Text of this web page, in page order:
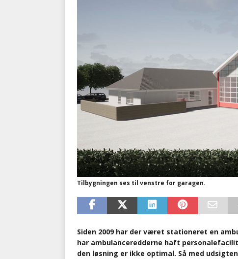
Tilbygningen ses til venstre for garagen.
Siden 2009 har der været stationeret en
har ambulanceredderne haft
den løsning er ikke optimal. Så med